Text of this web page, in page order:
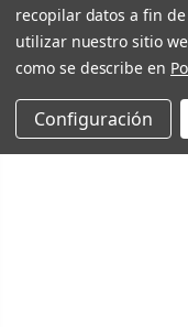
recopilar datos a fin
utilizar nuestro sitio
como se describe en
Configuración